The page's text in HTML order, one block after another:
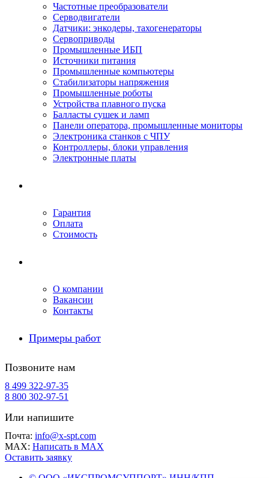
Частотные преобразователи
Серводвигатели
Датчики: энкодеры, тахогенераторы
Сервоприводы
Промышленные ИБП
Источники питания
Промышленные компьютеры
Стабилизаторы напряжения
Промышленные роботы
Устройства плавного пуска
Балласты сушек и ламп
Панели оператора, промышленные мониторы
Электроника станков с ЧПУ
Контроллеры, блоки управления
Электронные платы
Гарантия
Оплата
Стоимость
О компании
Вакансии
Контакты
Примеры работ
Позвоните нам
8 499 322-97-35
8 800 302-97-51
Или напишите
Почта: info@x-spt.com
MAX: Написать в MAX
Оставить заявку